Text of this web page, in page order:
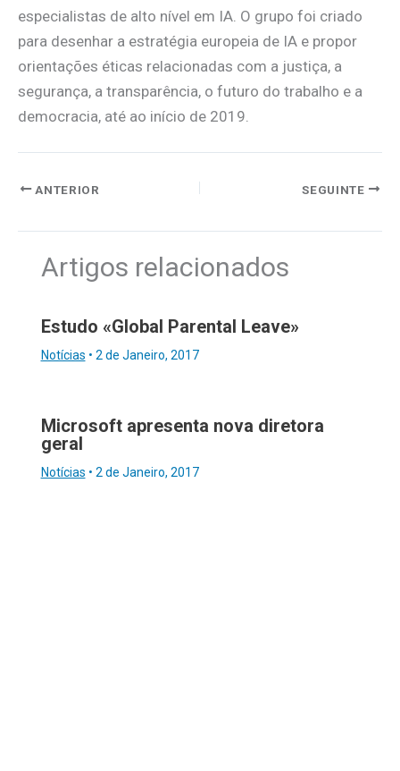
especialistas de alto nível em IA. O grupo foi criado
para desenhar a estratégia europeia de IA e propor
orientações éticas relacionadas com a justiça, a
segurança, a transparência, o futuro do trabalho e a
democracia, até ao início de 2019.
ANTERIOR SEGUINTE
Artigos relacionados
Estudo «Global Parental Leave»
Notícias • 2 de Janeiro, 2017
Microsoft apresenta nova diretora
geral
Notícias • 2 de Janeiro, 2017